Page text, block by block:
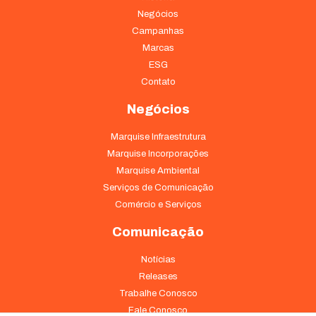
Negócios
Campanhas
Marcas
ESG
Contato
Negócios
Marquise Infraestrutura
Marquise Incorporações
Marquise Ambiental
Serviços de Comunicação
Comércio e Serviços
Comunicação
Notícias
Releases
Trabalhe Conosco
Fale Conosco
do site.
seus interesses
comportamento
site, você
aumenta a
chance de ver
conteúdo e
personalizadas.